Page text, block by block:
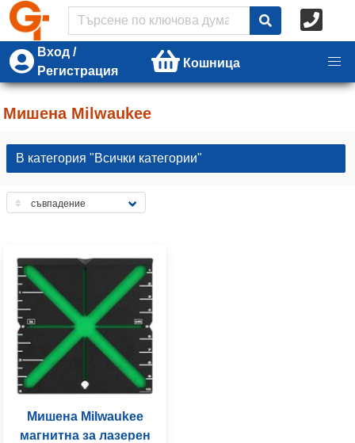
Вход /
Регистрация
Кошница
Мишена Milwaukee
В категория "Всички категории"
Мишена Milwaukee
магнитна за лазерен